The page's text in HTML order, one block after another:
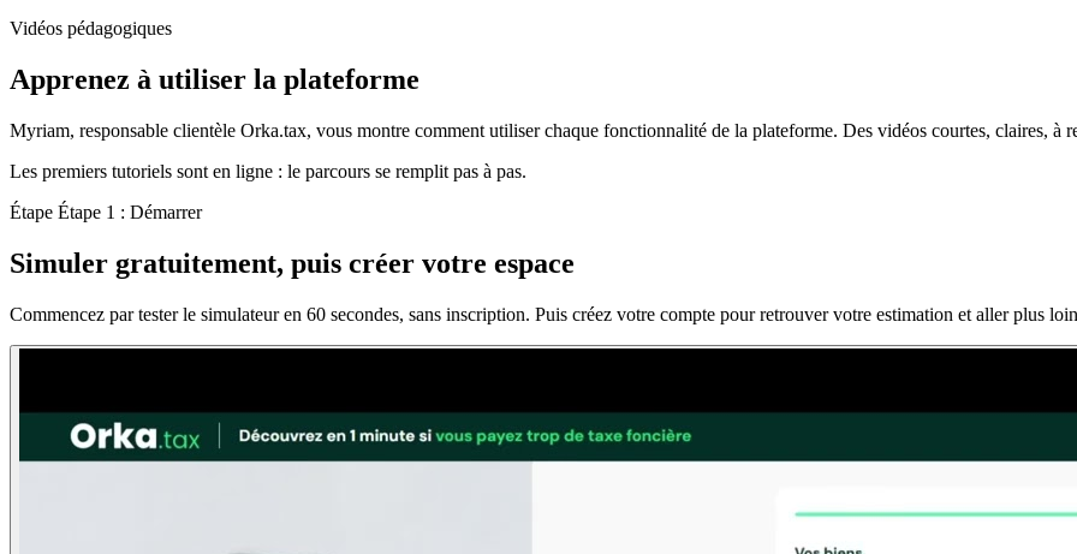
Vidéos pédagogiques
Apprenez à utiliser la plateforme
Myriam, responsable clientèle Orka.tax, vous montre comment utiliser chaque fonctionnalité de la plateforme. Des vidéos courtes, claires, à
Les premiers tutoriels sont en ligne : le parcours se remplit pas à pas.
Étape Étape 1 : Démarrer
Simuler gratuitement, puis créer votre espace
Commencez par tester le simulateur en 60 secondes, sans inscription. Puis créez votre compte pour retrouver votre estimation et aller plus